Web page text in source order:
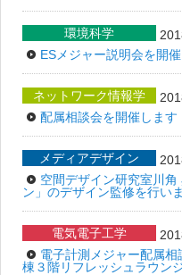
環境科学
ESメジャー説明会を開
ネットワーク情報学
配属相談会を開催します
メディアデザイン
空間デザイン研究室川
ン」のデザイン監修を行い
電気電子工学
電子計測メジャー配属
棟３階リフレッシュラウン